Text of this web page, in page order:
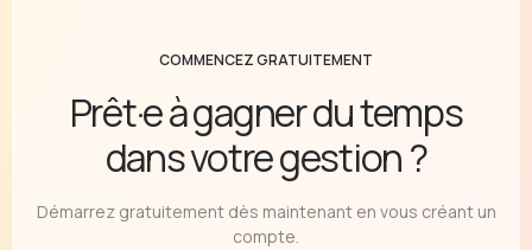
COMMENCEZ GRATUITEMENT
Prêt·e à gagner du temps
dans votre gestion ?
Démarrez gratuitement dès maintenant en vous créant un
compte.